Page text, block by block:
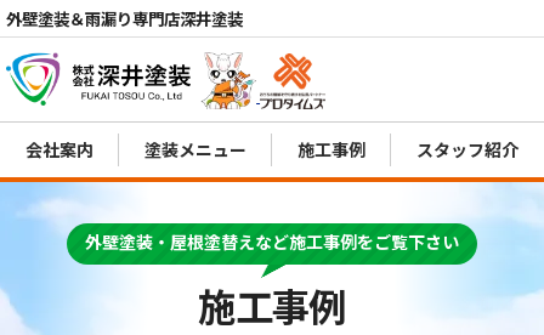
外壁塗装＆雨漏り専門店深井塗装
電話
会社案内 塗装メニュー 施工事例 スタッフ紹介
施工事例
外壁塗装・屋根塗替えなど施工事例をご覧下さい